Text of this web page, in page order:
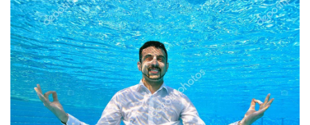
कंपनियां अक्सर मंदी की स्थिति के दौरान सस्ते विकल्प
तलाशती हैं।
पूर्वी क्षेत्र में फेडरेशन ऑफ इंडियन एक्सपोर्ट ऑर्गनाइजेशन
(FIEO) के क्षेत्रीय अध्यक्ष योगेश गुप्ता ने कहा कि जर्मनी
यूरोपीय संघ के लिए प्राथमिक विकास चालक के रूप में कार्य